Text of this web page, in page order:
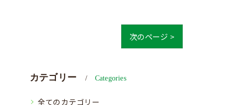
次のページ >
カテゴリー Categories
全てのカテゴリー